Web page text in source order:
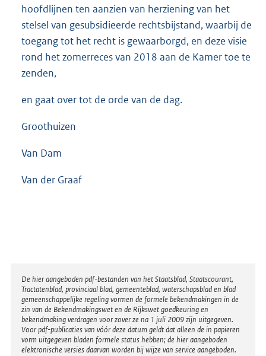
hoofdlijnen ten aanzien van herziening van het
stelsel van gesubsidieerde rechtsbijstand, waarbij de
toegang tot het recht is gewaarborgd, en deze visie
rond het zomerreces van 2018 aan de Kamer toe te
zenden,
en gaat over tot de orde van de dag.
Groothuizen
Van Dam
Van der Graaf
Disclaimer
De hier aangeboden pdf-bestanden van het Staatsblad, Staatscourant,
Tractatenblad, provinciaal blad, gemeenteblad, waterschapsblad en blad
gemeenschappelijke regeling vormen de formele bekendmakingen in de
zin van de Bekendmakingswet en de Rijkswet goedkeuring en
bekendmaking verdragen voor zover ze na 1 juli 2009 zijn uitgegeven.
Voor pdf-publicaties van vóór deze datum geldt dat alleen de in papieren
vorm uitgegeven bladen formele status hebben; de hier aangeboden
elektronische versies daarvan worden bij wijze van service aangeboden.